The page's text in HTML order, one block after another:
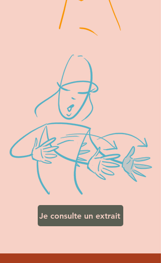
Je consulte un extrait